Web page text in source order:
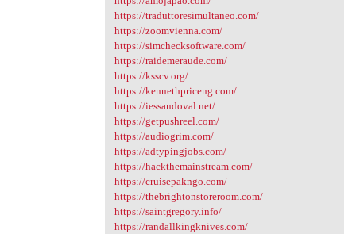
https://traduttoresimultaneo.com/
https://zoomvienna.com/
https://simchecksoftware.com/
https://raidemeraude.com/
https://ksscv.org/
https://kennethpriceng.com/
https://iessandoval.net/
https://getpushreel.com/
https://audiogrim.com/
https://adtypingjobs.com/
https://hackthemainstream.com/
https://cruisepakngo.com/
https://thebrightonstoreroom.com/
https://saintgregory.info/
https://randallkingknives.com/